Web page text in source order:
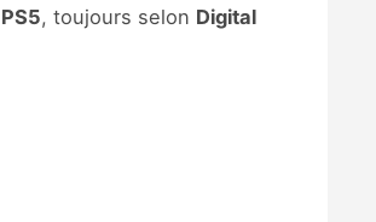
PS5, toujours selon Digital